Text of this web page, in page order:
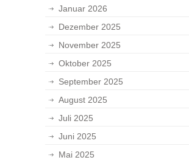
Januar 2026
Dezember 2025
November 2025
Oktober 2025
September 2025
August 2025
Juli 2025
Juni 2025
Mai 2025